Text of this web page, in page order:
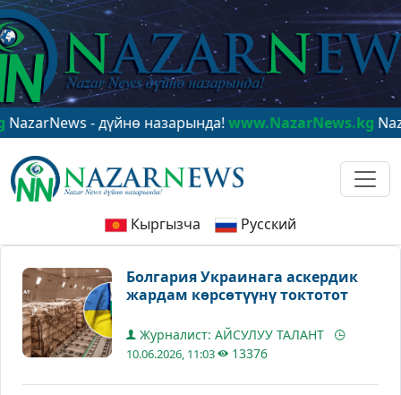
- дүйнө назарында!www.NazarNews.kg
Кыргызча Русский
Болгария Украинага аскердик
жардам көрсөтүүнү токтотот
Журналист: АЙСУЛУУ ТАЛАНТ
10.06.2026, 11:03 13376